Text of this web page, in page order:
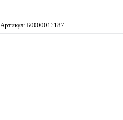
Артикул: Б0000013187